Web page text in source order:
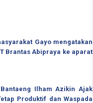
Gayo mengatakan
Brantas Abipraya ke aparat
Ilham Azikin Ajak
Produktif dan Waspada